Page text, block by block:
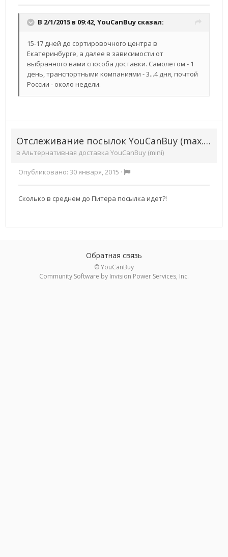
В 2/1/2015 в 09:42, YouCanBuy сказал:
15-17 дней до сортировочного центра в
Екатеринбурге, а далее в зависимости от
выбранного вами способа доставки. Самолетом - 1
день, транспортными компаниями - 3...4 дня, почтой
России - около недели.
Отслеживание посылок YouCanBuy (max.10кг)
в Альтернативная доставка YouCanBuy (mini)
Опубликовано: 30 января, 2015 ·
Сколько в среднем до Питера посылка идет?!
Обратная связь
© YouCanBuy
Community Software by Invision Power Services, Inc.